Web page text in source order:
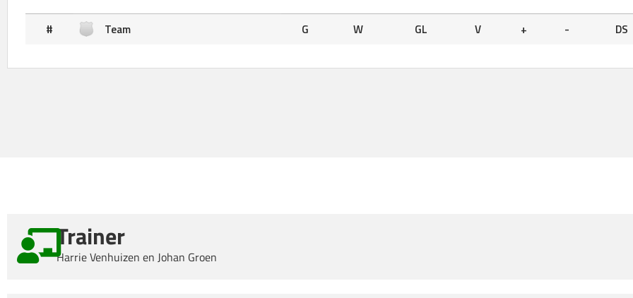
# Team G W GL V + - DS
Trainer
Harrie Venhuizen en Johan Groen